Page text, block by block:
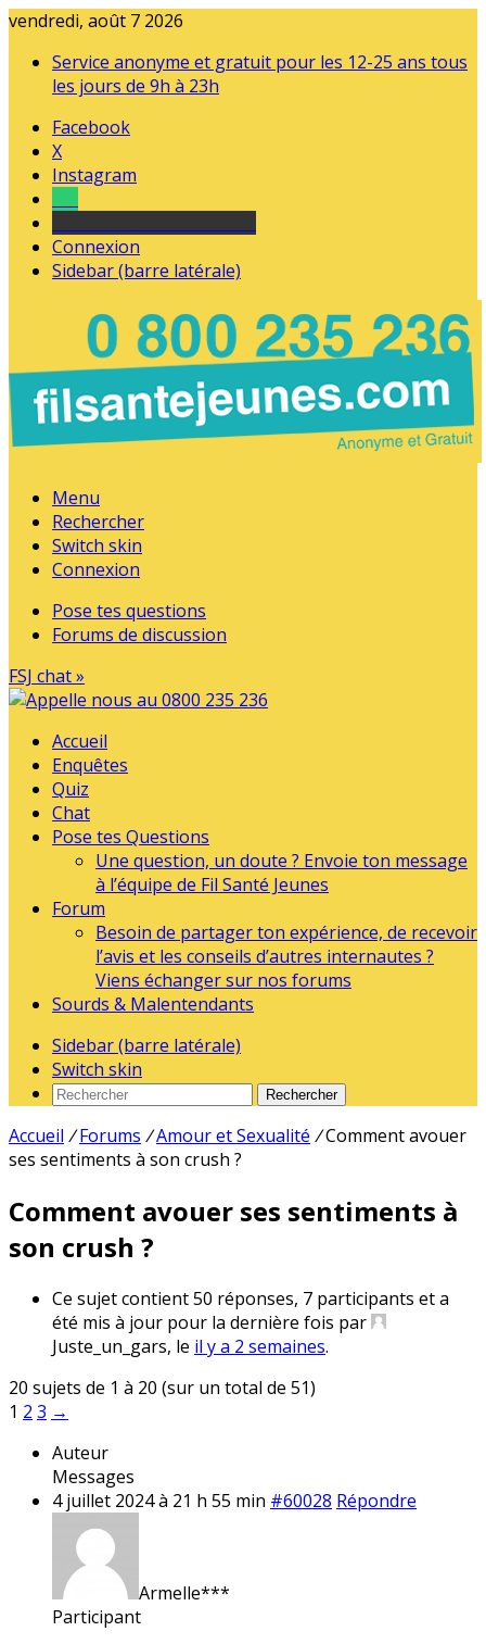
vendredi, août 7 2026
Service anonyme et gratuit pour les 12-25 ans tous
les jours de 9h à 23h
Facebook
X
Instagram
Connexion
Sidebar (barre latérale)
Menu
Rechercher
Switch skin
Connexion
Pose tes questions
Forums de discussion
FSJ chat »
Accueil
Enquêtes
Quiz
Chat
Pose tes Questions
Une question, un doute ? Envoie ton message
à l’équipe de Fil Santé Jeunes
Forum
Besoin de partager ton expérience, de recevoir
l’avis et les conseils d’autres internautes ?
Viens échanger sur nos forums
Sourds & Malentendants
Sidebar (barre latérale)
Switch skin
Rechercher
Accueil / Forums /Amour et Sexualité /Comment avouer
ses sentiments à son crush ?
Comment avouer ses sentiments à
son crush ?
Ce sujet contient 50 réponses, 7 participants et a
été mis à jour pour la dernière fois par
Juste_un_gars, le il y a 2 semaines.
20 sujets de 1 à 20 (sur un total de 51)
1 2 3 →
Auteur
Messages
4 juillet 2024 à 21 h 55 min #60028 Répondre
Armelle***
Participant